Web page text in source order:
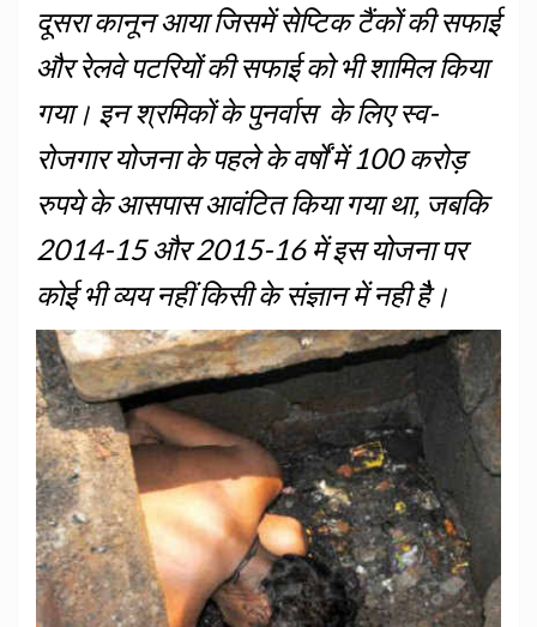
दूसरा कानून आया जिसमें सेप्टिक टैंकों की सफाई
और रेलवे पटरियों की सफाई को भी शामिल किया
गया। इन श्रमिकों के पुनर्वास के लिए स्व-
रोजगार योजना के पहले के वर्षों में 100 करोड़
रुपये के आसपास आवंटित किया गया था, जबकि
2014-15 और 2015-16 में इस योजना पर
कोई भी व्यय नहीं किसी के संज्ञान में नही हैै।